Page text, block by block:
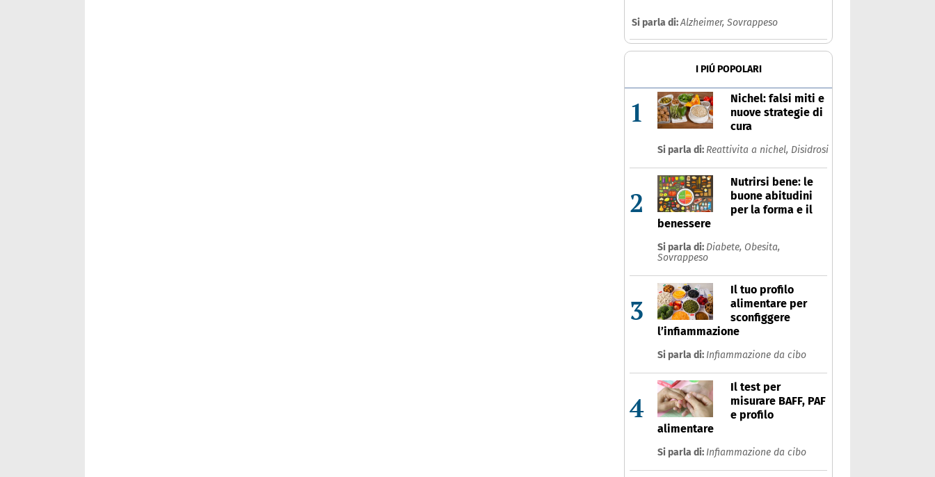
Si parla di:Alzheimer, Sovrappeso
I PIÚ POPOLARI
1
Nichel: falsi miti e
nuove strategie di
cura
Si parla di: Reattivita a nichel, Disidrosi
2
Nutrirsi bene: le
buone abitudini
per la forma e il
benessere
Si parla di: Diabete, Obesita,
Sovrappeso
3
Il tuo profilo
alimentare per
sconfiggere
l’infiammazione
Si parla di: Infiammazione da cibo
4
Il test per
misurare BAFF, PAF
e profilo
alimentare
Si parla di: Infiammazione da cibo